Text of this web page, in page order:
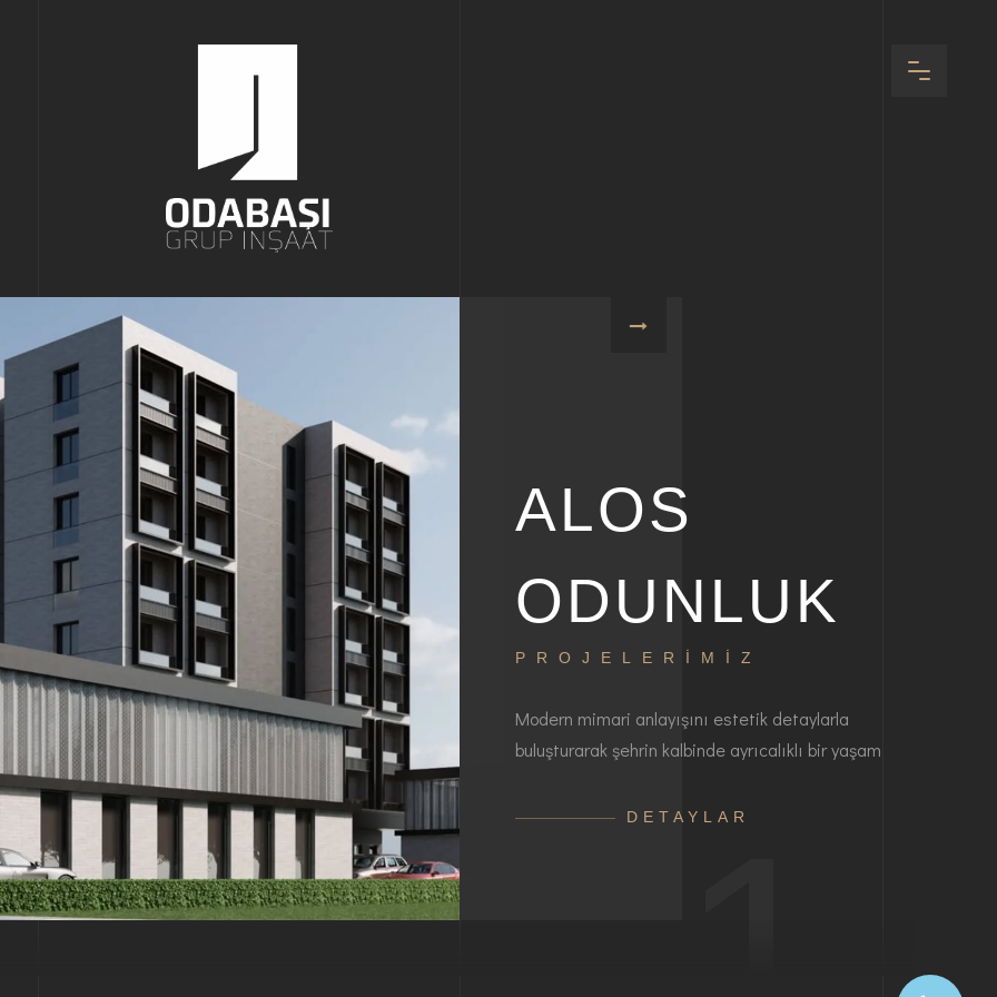
ALOS
ODUNLUK
PROJELERİMİZ
Modern mimari anlayışını estetik detaylarla
buluşturarak şehrin kalbinde ayrıcalıklı bir yaşam
DETAYLAR